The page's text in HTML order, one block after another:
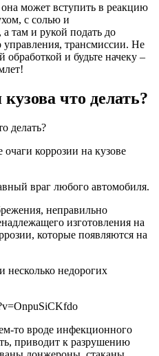
может вступить в реакцию
с солью и
там и рукой подать до
трансмиссии. Не
обработкой и будьте начеку –
что делать?
коррозии на кузове
враг любого автомобиля.
неправильно
изготовления на
которые появляются на
несколько недорогих
то вроде инфекционного
приводит к разрушению